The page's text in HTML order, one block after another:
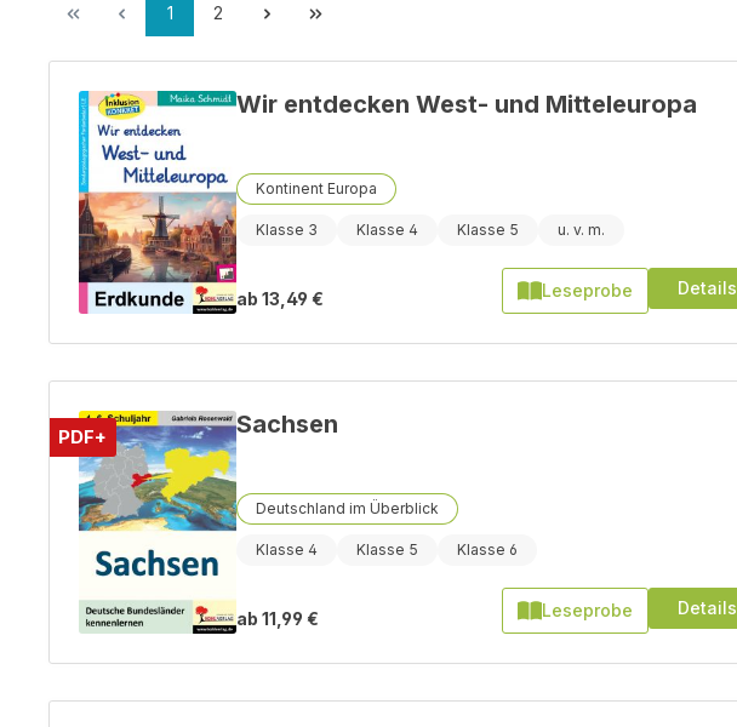
1 2
Wir entdecken West- und Mitteleuropa
Kontinent Europa
Klasse 3 Klasse 4 Klasse 5
ab 13,49 € Leseprobe Details
PDF+ Sachsen
Deutschland im Überblick
Klasse 4 Klasse 5 Klasse 6
ab 11,99 € Leseprobe Details